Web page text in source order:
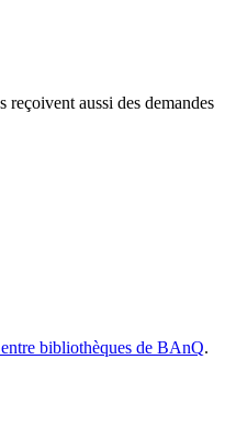
aussi des demandes
bibliothèques de BAnQ.